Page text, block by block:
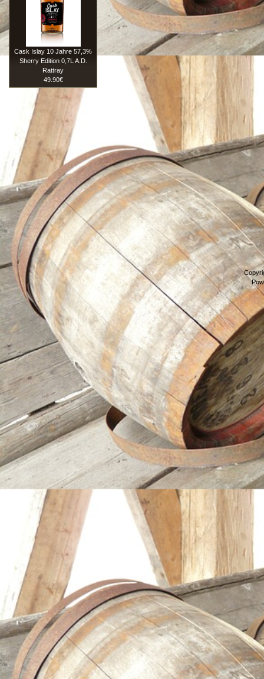
Cask Islay 10 Jahre 57,3%
Sherry Edition 0,7L A.D.
Rattray
49.90€